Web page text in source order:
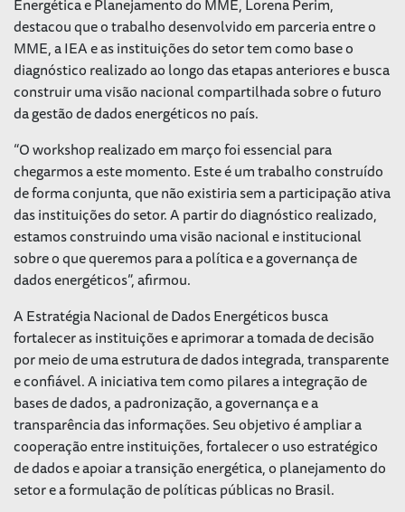
destacou que o trabalho desenvolvido em parceria entre o
MME, a IEA e as instituições do setor tem como base o
diagnóstico realizado ao longo das etapas anteriores e busca
construir uma visão nacional compartilhada sobre o futuro
da gestão de dados energéticos no país.
“O workshop realizado em março foi essencial para
chegarmos a este momento. Este é um trabalho construído
de forma conjunta, que não existiria sem a participação ativa
das instituições do setor. A partir do diagnóstico realizado,
estamos construindo uma visão nacional e institucional
sobre o que queremos para a política e a governança de
dados energéticos”, afirmou.
A Estratégia Nacional de Dados Energéticos busca
fortalecer as instituições e aprimorar a tomada de decisão
por meio de uma estrutura de dados integrada, transparente
e confiável. A iniciativa tem como pilares a integração de
bases de dados, a padronização, a governança e a
transparência das informações. Seu objetivo é ampliar a
cooperação entre instituições, fortalecer o uso estratégico
de dados e apoiar a transição energética, o planejamento do
setor e a formulação de políticas públicas no Brasil.